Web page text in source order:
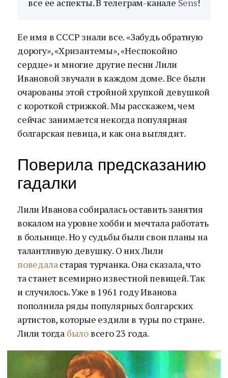
все ее аспекты. В телеграм-канале Sens!
Ее имя в СССР знали все. «Забудь обратную
дорогу», «Хризантемы», «Неспокойно
сердце» и многие другие песни Лили
Ивановой звучали в каждом доме. Все были
очарованы этой стройной хрупкой девушкой
с короткой стрижкой. Мы расскажем, чем
сейчас занимается некогда популярная
болгарская певица, и как она выглядит.
Поверила предсказанию
гадалки
Лили Иванова собиралась оставить занятия
вокалом на уровне хобби и мечтала работать
в больнице. Но у судьбы были свои планы на
талантливую девушку. О них Лили
поведаластарая турчанка. Она сказала, что
та станет всемирно известной певицей. Так
и случилось. Уже в 1961 году Иванова
пополнила ряды популярных болгарских
артистов, которые ездили в туры по стране.
Лили тогда было всего 23 года.